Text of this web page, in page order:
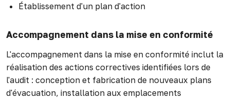
Établissement d'un plan d'action
Accompagnement dans la mise en conformité
L'accompagnement dans la mise en conformité inclut la
réalisation des actions correctives identifiées lors de
l'audit : conception et fabrication de nouveaux plans
d'évacuation, installation aux emplacements